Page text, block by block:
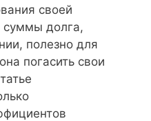
своей
суммы долга,
полезно для
погасить свои